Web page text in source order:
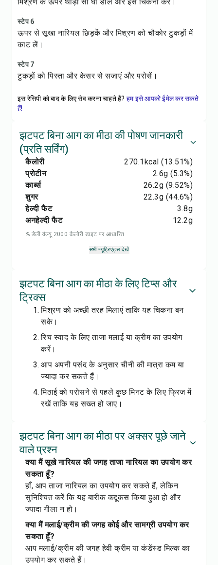
स्टेप 6
ऊपर से सूखा नारियल छिड़कें और मिश्रण को चौकोर टुकड़ों में
काट लें।
स्टेप 7
टुकड़ों को पिस्ता और केसर से सजाएं और परोसें।
इस रेसिपी को बाद के लिए सेव करना चाहते हैं? हम इसे आपको ईमेल कर सकते
हैं!
झटपट बिना आग का मीठा की पोषण जानकारी
(प्रति सर्विंग)
कैलोरी 270.1kcal (13.51%)
प्रोटीन
2.6g (5.3%)
कार्ब्स
26.2g (9.52%)
शुगर
22.3g (44.6%)
हेल्दी फैट
3.8g
अनहेल्दी फैट
12.2g
% डेली वैल्यू 2000 कैलोरी डाइट पर आधारित
सभी न्यूट्रिएंट्स देखें
झटपट बिना आग का मीठा के लिए टिप्स और
ट्रिक्स
मिश्रण को अच्छी तरह मिलाएं ताकि यह चिकना बन
सके।
रिच स्वाद के लिए ताजा मलाई या क्रीम का उपयोग
करें।
आप अपनी पसंद के अनुसार चीनी की मात्रा कम या
ज्यादा कर सकते हैं।
मिठाई को परोसने से पहले कुछ मिनट के लिए फ्रिज में
रखें ताकि यह सख्त हो जाए।
झटपट बिना आग का मीठा पर अक्सर पूछे जाने
वाले प्रश्न
क्या मैं सूखे नारियल की जगह ताजा नारियल का उपयोग कर
सकता हूँ?
हाँ, आप ताजा नारियल का उपयोग कर सकते हैं, लेकिन
सुनिश्चित करें कि यह बारीक कद्दूकस किया हुआ हो और
ज्यादा गीला न हो।
क्या मैं मलाई/क्रीम की जगह कोई और सामग्री उपयोग कर
सकता हूँ?
आप मलाई/क्रीम की जगह हेवी क्रीम या कंडेंस्ड मिल्क का
उपयोग कर सकते हैं।